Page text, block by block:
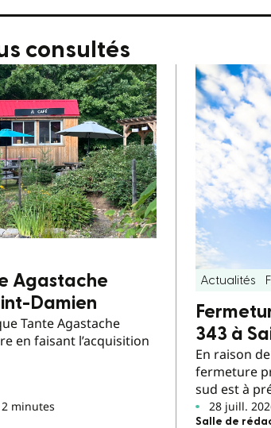
consultés
Agastache
Damien
Tante Agastache
en faisant l’acquisition
minutes
Actualités
343 à
En raison
fermeture
sud est à
28 juill.
Salle de